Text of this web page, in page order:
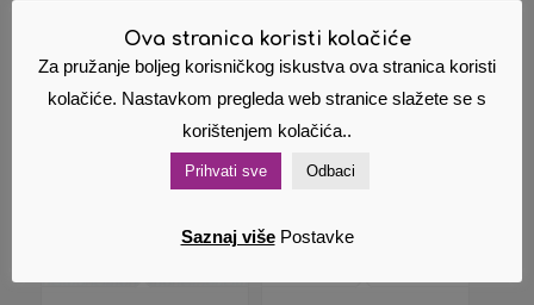
Povezani proizvodi
Ova stranica koristi kolačiće
Za pružanje boljeg korisničkog iskustva ova stranica koristi
kolačiće. Nastavkom pregleda web stranice slažete se s
korištenjem kolačića..
Prihvati sve Odbaci
Saznaj više Postavke